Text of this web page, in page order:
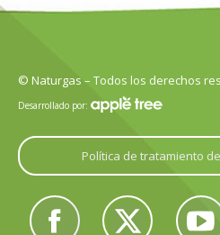
© Naturgas – Todos los derechos
Desarrollado por:
Política de tratamiento
Facebook
Twitter